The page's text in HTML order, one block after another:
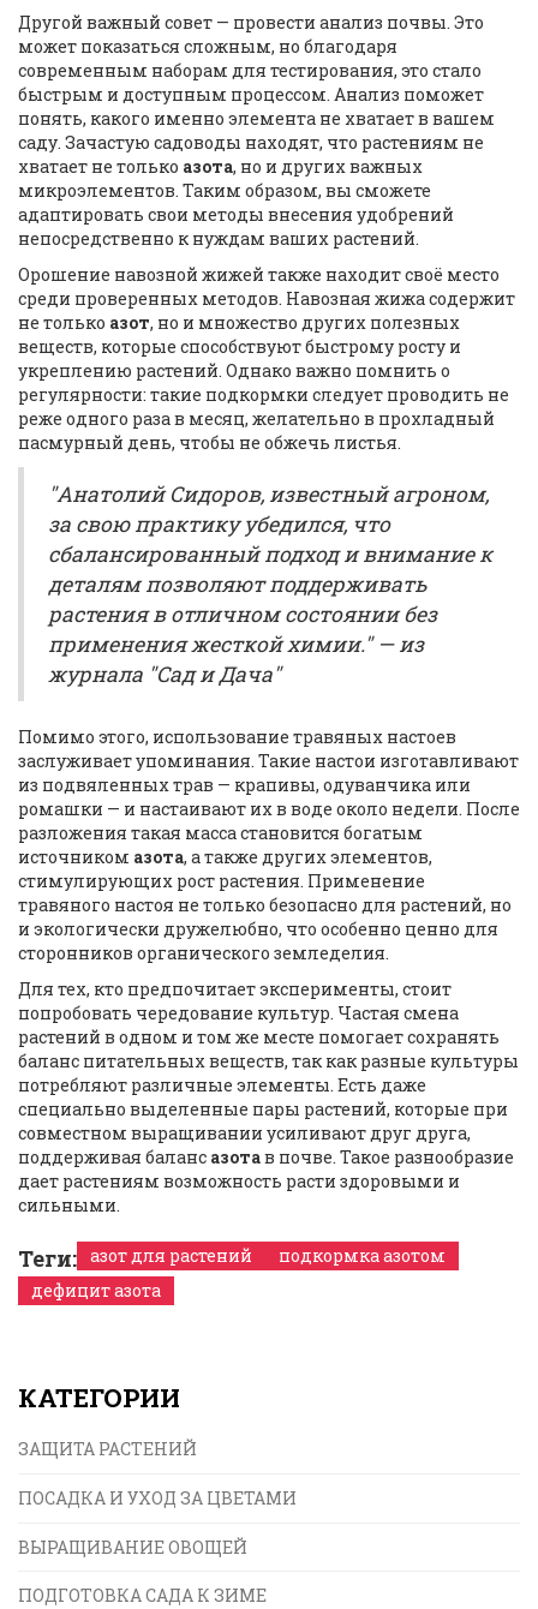
Другой важный совет — провести анализ почвы. Это
может показаться сложным, но благодаря
современным наборам для тестирования, это стало
быстрым и доступным процессом. Анализ поможет
понять, какого именно элемента не хватает в вашем
саду. Зачастую садоводы находят, что растениям не
хватает не только азота, но и других важных
микроэлементов. Таким образом, вы сможете
адаптировать свои методы внесения удобрений
непосредственно к нуждам ваших растений.
Орошение навозной жижей также находит своё место
среди проверенных методов. Навозная жижа содержит
не только азот, но и множество других полезных
веществ, которые способствуют быстрому росту и
укреплению растений. Однако важно помнить о
регулярности: такие подкормки следует проводить не
реже одного раза в месяц, желательно в прохладный
пасмурный день, чтобы не обжечь листья.
"Анатолий Сидоров, известный агроном,
за свою практику убедился, что
сбалансированный подход и внимание к
деталям позволяют поддерживать
растения в отличном состоянии без
применения жесткой химии." — из
журнала "Сад и Дача"
Помимо этого, использование травяных настоев
заслуживает упоминания. Такие настои изготавливают
из подвяленных трав — крапивы, одуванчика или
ромашки — и настаивают их в воде около недели. После
разложения такая масса становится богатым
источником азота, а также других элементов,
стимулирующих рост растения. Применение
травяного настоя не только безопасно для растений, но
и экологически дружелюбно, что особенно ценно для
сторонников органического земледелия.
Для тех, кто предпочитает эксперименты, стоит
попробовать чередование культур. Частая смена
растений в одном и том же месте помогает сохранять
баланс питательных веществ, так как разные культуры
потребляют различные элементы. Есть даже
специально выделенные пары растений, которые при
совместном выращивании усиливают друг друга,
поддерживая баланс азотав почве. Такое разнообразие
дает растениям возможность расти здоровыми и
сильными.
Теги: азот для растений
подкормка азотом
дефицит азота
КАТЕГОРИИ
ЗАЩИТА РАСТЕНИЙ
ПОСАДКА И УХОД ЗА ЦВЕТАМИ
ВЫРАЩИВАНИЕ ОВОЩЕЙ
ПОДГОТОВКА САДА К ЗИМЕ